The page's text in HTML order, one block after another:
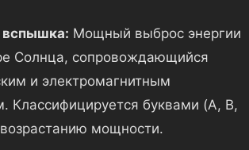
вспышка: Мощный выброс энергии
Солнца, сопровождающийся
и электромагнитным
Классифицируется буквами (A, B,
мощности.